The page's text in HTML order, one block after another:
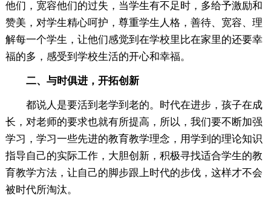
他们，宽容他们的过失，当学生有不足时，多给予激励和
赞美，对学生精心呵护，尊重学生人格，善待、宽容、理
解每一个学生，让他们感觉到在学校里比在家里的还要幸
福的多，感受到学校生活的开心和幸福。
二、与时俱进，开拓创新
都说人是要活到老学到老的。时代在进步，孩子在成
长，对老师的要求也就有所提高，所以，我们要不断加强
学习，学习一些先进的教育教学理念，用学到的理论知识
指导自己的实际工作，大胆创新，积极寻找适合学生的教
育教学方法，让自己的脚步跟上时代的步伐，这样才不会
被时代所淘汰。